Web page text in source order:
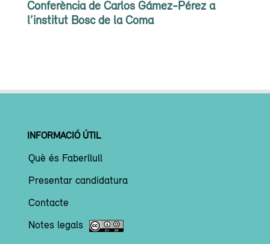
Conferència de Carlos Gámez-Pérez a
l’institut Bosc de la Coma
INFORMACIÓ ÚTIL
Què és Faberllull
Presentar candidatura
Contacte
Notes legals